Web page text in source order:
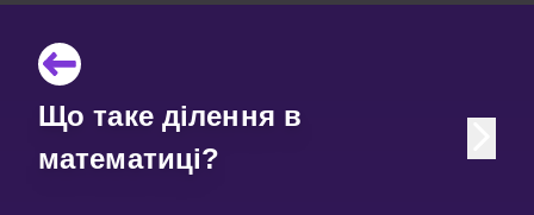
Що таке ділення в
математиці?